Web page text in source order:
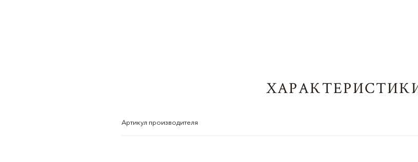
Артикул производителя